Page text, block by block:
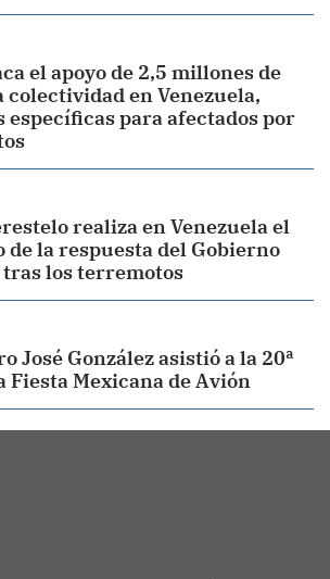
el apoyo de 2,5 millones de
colectividad en Venezuela,
específicas para afectados por
realiza en Venezuela el
de la respuesta del Gobierno
tras los terremotos
José González asistió a la 20ª
Fiesta Mexicana de Avión